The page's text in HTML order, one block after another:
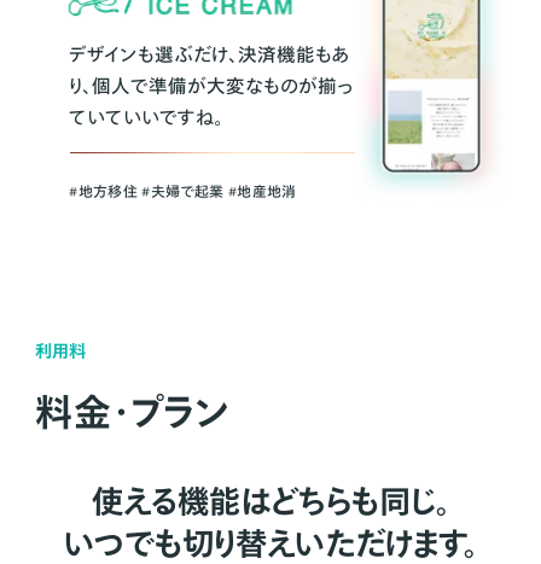
デザインも選ぶだけ、決済機能もあ
り、個人で準備が大変なものが揃っ
ていていいですね。
#地方移住 #夫婦で起業 #地産地消
利用料
料金・プラン
使える機能はどちらも同じ。
いつでも切り替えいただけます。